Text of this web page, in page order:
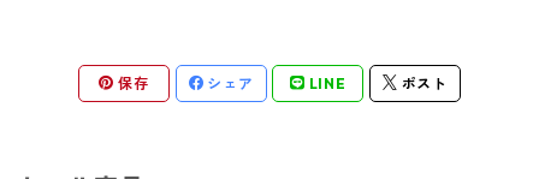
保存 シェア LINE ポスト